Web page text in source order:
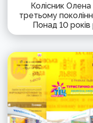
Колісник
третьому
Понад 10 років